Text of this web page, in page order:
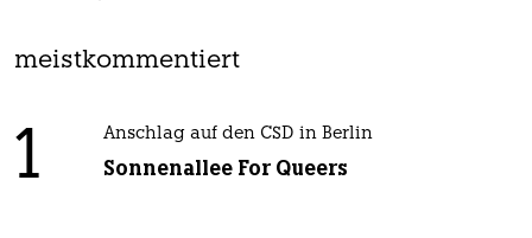
meistkommentiert
1 Anschlag auf den CSD in Berlin
Sonnenallee For Queers